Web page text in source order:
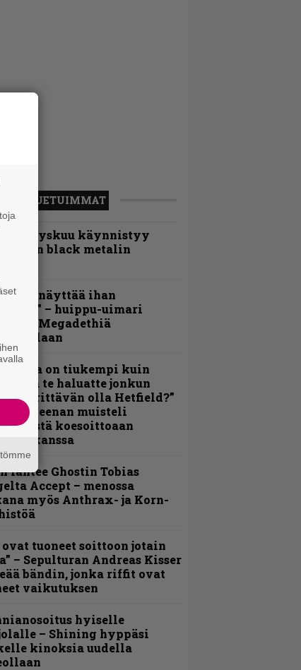
LUETUIMMAT
syyskuu käynnistyy
black metalin
näyttää ihan
– huippu-uimari
Megadethiä
on tiukempi kuin
ja te haluatte jonkun
yrittävän olla Hetfield?”
Keenan muisteli
koesoittoaan
kanssa
lähtee Ghostin Tobias
Accept – menossa
myös Anthrax- ja Korn-
ovat tuoneet soittoon jotain
– Sepulturan Andreas Kisser
bändin, jonka riffit ovat
vaikutuksen
hyiselle
– Shining hyppäsi
kinoksia uudella